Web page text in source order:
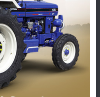
अन्य
गायों की नस्लें: जानें विशेषताएं, दूध
पालन के फायदे
बारिश के मौसम में इन उपायों से